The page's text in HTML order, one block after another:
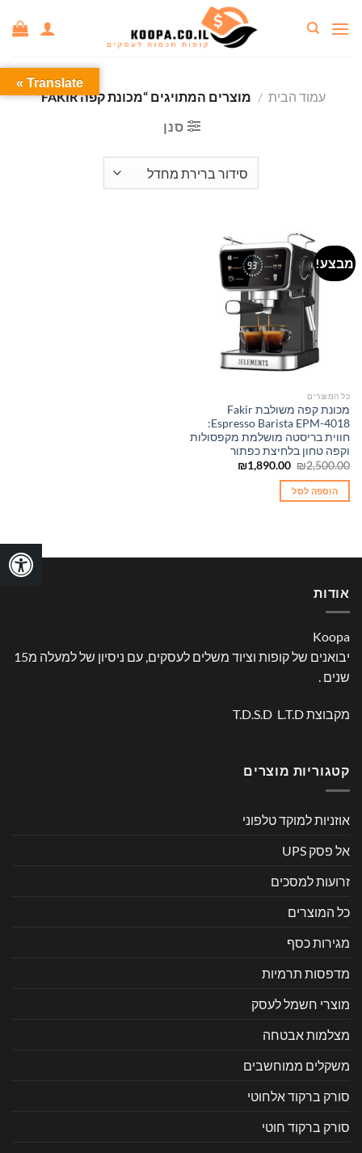
עמוד הבית / מוצרים המתויגים “מכונת קפה FAKIR”
סנן
מבצע!
כל המוצרים
מכונת קפה משולבת Fakir
Espresso Barista EPM-4018:
חווית בריסטה מושלמת מקפסולות
וקפה טחון בלחיצת כפתור
₪2,500.00
המחיר
היה:
₪1,890.00
המחיר
הוספה לסל
אודות
Koopa
יבואנים של קופות וציוד משלים לעסקים, עם ניסיון של למעלה מ15
שנים .
מקבוצת T.D.S.D L.T.D
קטגוריות מוצרים
אוזניות למוקד טלפוני
אל פסק UPS
זרועות למסכים
כל המוצרים
מגירות כסף
מדפסות תרמיות
מוצרי חשמל לעסק
מצלמות אבטחה
משקלים ממוחשבים
סורק ברקוד אלחוטי
סורק ברקוד חוטי
Translate »